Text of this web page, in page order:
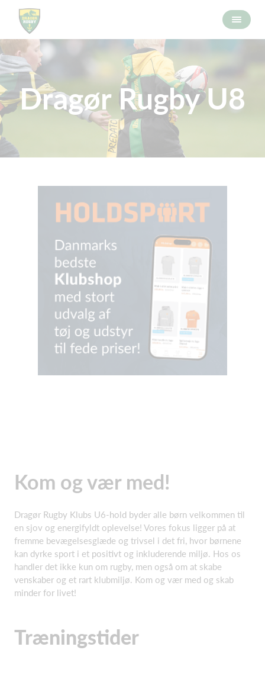
Dragør Rugby U8
Kom og vær med!
Dragør Rugby Klubs U6-hold byder alle børn velkommen til
en sjov og energifyldt oplevelse! Vores fokus ligger på at
fremme bevægelsesglæde og trivsel i det fri, hvor børnene
kan dyrke sport i et positivt og inkluderende miljø. Hos os
handler det ikke kun om rugby, men også om at skabe
venskaber og et rart klubmiljø. Kom og vær med og skab
minder for livet!
Træningstider